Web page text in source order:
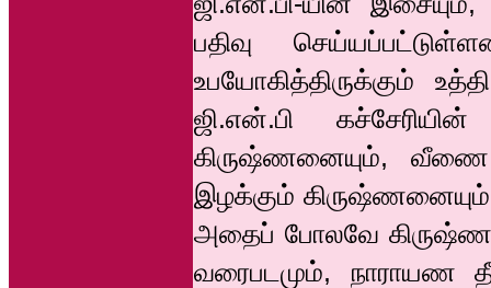
பதிவு
உபயோகித்திருக்கும்
ஜி.என்.பி
கிருஷ்ணனையும்,
இழக்கும்
அதைப் போலவே
வரைபடமும், நாராயண